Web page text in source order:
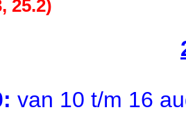
25.2)
van 10 t/m 16